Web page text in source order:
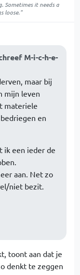
Sometimes it needs a
loose."
M-i-c-h-e-
maar bij
mijn leven
materiele
en
ik een ieder de
aan. Net zo
niet bezit.
toont aan dat je
denkt te zeggen